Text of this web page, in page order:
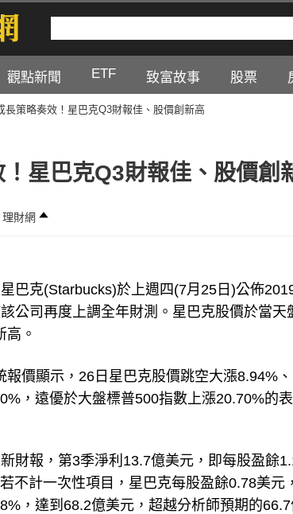
觀點新聞 ETF 致富故事 股票
長策略奏效！星巴克Q3財報佳、股價創新高
星巴克Q3財報佳、股價創
財網
巴克(Starbucks)於上週四(7月25日)公佈
公司再度上調全年財測。星巴克股價於當
高。
報價顯示，26日星巴克股價跳空大漲8.94%
，遠優於大盤標普500指數上漲20.70%的表
財報，第3季淨利13.7億美元，即每股盈餘
不計一次性項目，星巴克每股盈餘0.78美
，達到68.2億美元，超越分析師預期的66.7